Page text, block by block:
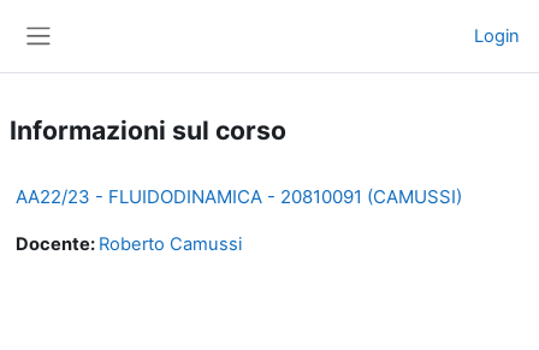
Login
Informazioni sul corso
AA22/23 - FLUIDODINAMICA - 20810091 (CAMUSSI)
Docente: Roberto Camussi